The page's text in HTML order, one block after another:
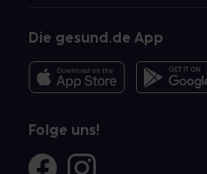
Die gesund.de App
Folge uns!